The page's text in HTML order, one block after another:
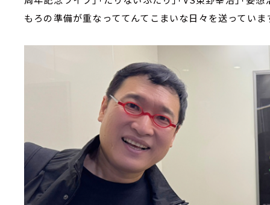
もろの準備が重なっててんてこまいな日々を送っていま